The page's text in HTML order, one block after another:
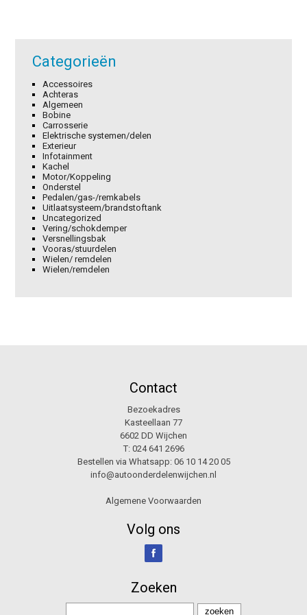
Categorieën
Accessoires
Achteras
Algemeen
Bobine
Carrosserie
Elektrische systemen/delen
Exterieur
Infotainment
Kachel
Motor/Koppeling
Onderstel
Pedalen/gas-/remkabels
Uitlaatsysteem/brandstoftank
Uncategorized
Vering/schokdemper
Versnellingsbak
Vooras/stuurdelen
Wielen/ remdelen
Wielen/remdelen
Contact
Bezoekadres
Kasteellaan 77
6602 DD Wijchen
T: 024 641 2696
Bestellen via Whatsapp: 06 10 14 20 05
info@autoonderdelenwijchen.nl
Algemene Voorwaarden
Volg ons
Zoeken